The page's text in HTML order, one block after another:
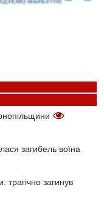
загибель воїна
загинув